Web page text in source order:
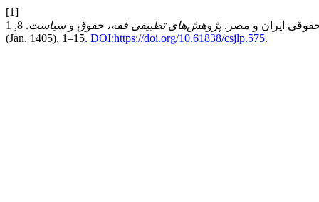
[1]
پژوهش‌های تطبیقی فقه، حقوق و سیاست
. 8, 1
(Jan. 1405), 1–15. DOI:https://doi.org/10.61838/csjlp.575.